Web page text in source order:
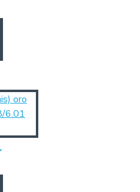
6.01 kW